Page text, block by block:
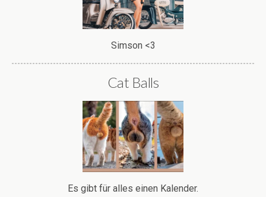
Simson <3
Cat Balls
Es gibt für alles einen Kalender.